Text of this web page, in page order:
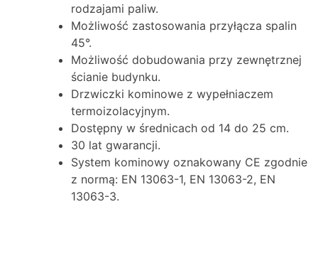
rodzajami paliw.
Możliwość zastosowania przyłącza spalin
45°.
Możliwość dobudowania przy zewnętrznej
ścianie budynku.
Drzwiczki kominowe z wypełniaczem
termoizolacyjnym.
Dostępny w średnicach od 14 do 25 cm.
30 lat gwarancji.
System kominowy oznakowany CE zgodnie
z normą: EN 13063-1, EN 13063-2, EN
13063-3.